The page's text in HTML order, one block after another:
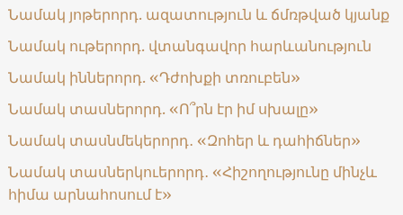
Նամակ յոթերորդ. ազատություն և ճմռթված կյանք
Նամակ ութերորդ. վտանգավոր հարևանություն
Նամակ իններորդ. «Դժոխքի տռուբեն»
Նամակ տասներորդ. «Ո՞րն էր իմ սխալը»
Նամակ տասնմեկերորդ․ «Զոհեր և դահիճներ»
Նամակ տասներկուերորդ․ «Հիշողությունը մինչև
հիմա արնահոսում է»